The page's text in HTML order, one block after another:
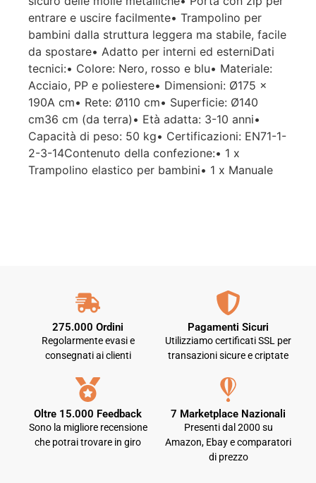
entrare e uscire facilmente• Trampolino per
bambini dalla struttura leggera ma stabile, facile
da spostare• Adatto per interni ed esterniDati
tecnici:• Colore: Nero, rosso e blu• Materiale:
Acciaio, PP e poliestere• Dimensioni: Ø175 x
190A cm• Rete: Ø110 cm• Superficie: Ø140
cm36 cm (da terra)• Età adatta: 3-10 anni•
Capacità di peso: 50 kg• Certificazioni: EN71-1-
2-3-14Contenuto della confezione:• 1 x
Trampolino elastico per bambini• 1 x Manuale
275.000 Ordini
Regolarmente evasi e
consegnati ai clienti
Pagamenti Sicuri
Utilizziamo certificati SSL per
transazioni sicure e criptate
Oltre 15.000 Feedback
Sono la migliore recensione
che potrai trovare in giro
7 Marketplace Nazionali
Presenti dal 2000 su
Amazon, Ebay e comparatori
di prezzo